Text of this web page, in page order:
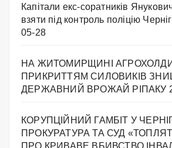
Капітали екс-соратників
взяти під контроль поліцію
05-28
НА ЖИТОМИРЩИНІ
ПРИКРИТТЯМ СИЛОВИКІВ
ДЕРЖАВНИЙ ВРОЖАЙ РІПАКУ ​
КОРУПЦІЙНИЙ ГАМБІТ У
ПРОКУРАТУРА ТА СУД
ПРО КРИВАВЕ ВБИВСТВО